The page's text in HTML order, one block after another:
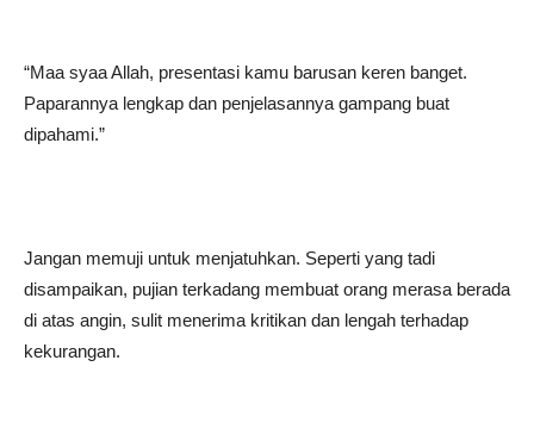
“Maa syaa Allah, presentasi kamu barusan keren banget.
Paparannya lengkap dan penjelasannya gampang buat
dipahami.”
Jangan memuji untuk menjatuhkan. Seperti yang tadi
disampaikan, pujian terkadang membuat orang merasa berada
di atas angin, sulit menerima kritikan dan lengah terhadap
kekurangan.